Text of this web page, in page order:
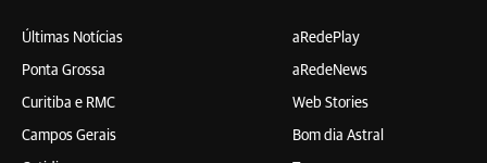
Últimas Notícias
Ponta Grossa
Curitiba e RMC
Campos Gerais
aRedePlay
aRedeNews
Web Stories
Bom dia Astral